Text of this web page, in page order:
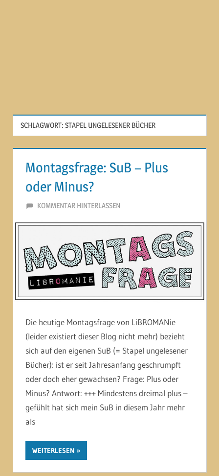
SCHLAGWORT: STAPEL UNGELESENER BÜCHER
Montagsfrage: SuB – Plus
oder Minus?
20. MAI 2014
MARTINA BERG
KOMMENTAR HINTERLASSEN
Die heutige Montagsfrage von LiBROMANie
(leider existiert dieser Blog nicht mehr) bezieht
sich auf den eigenen SuB (= Stapel ungelesener
Bücher): ist er seit Jahresanfang geschrumpft
oder doch eher gewachsen? Frage: Plus oder
Minus? Antwort: +++ Mindestens dreimal plus –
gefühlt hat sich mein SuB in diesem Jahr mehr
als
WEITERLESEN